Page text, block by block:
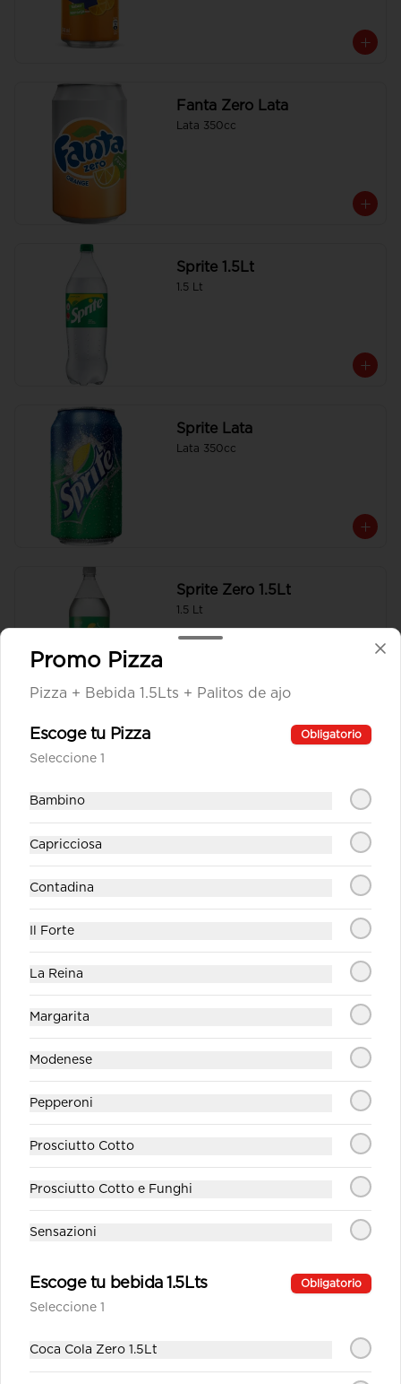
Fanta Zero Lata
Lata 350cc
Sprite 1.5Lt
1.5 Lt
Sprite Lata
Lata 350cc
Sprite Zero 1.5Lt
1.5 Lt
Postres
Conócenos
Despacho
Promo Pizza
Pizza + Bebida 1.5Lts + Palitos de ajo
Escoge tu Pizza Obligatorio
Seleccione 1
Bambino
Capricciosa
Contadina
Il Forte
La Reina
Margarita
Modenese
Pepperoni
Prosciutto Cotto
Prosciutto Cotto e Funghi
Sensazioni
Escoge tu bebida 1.5Lts Obligatorio
Seleccione 1
Coca Cola Zero 1.5Lt